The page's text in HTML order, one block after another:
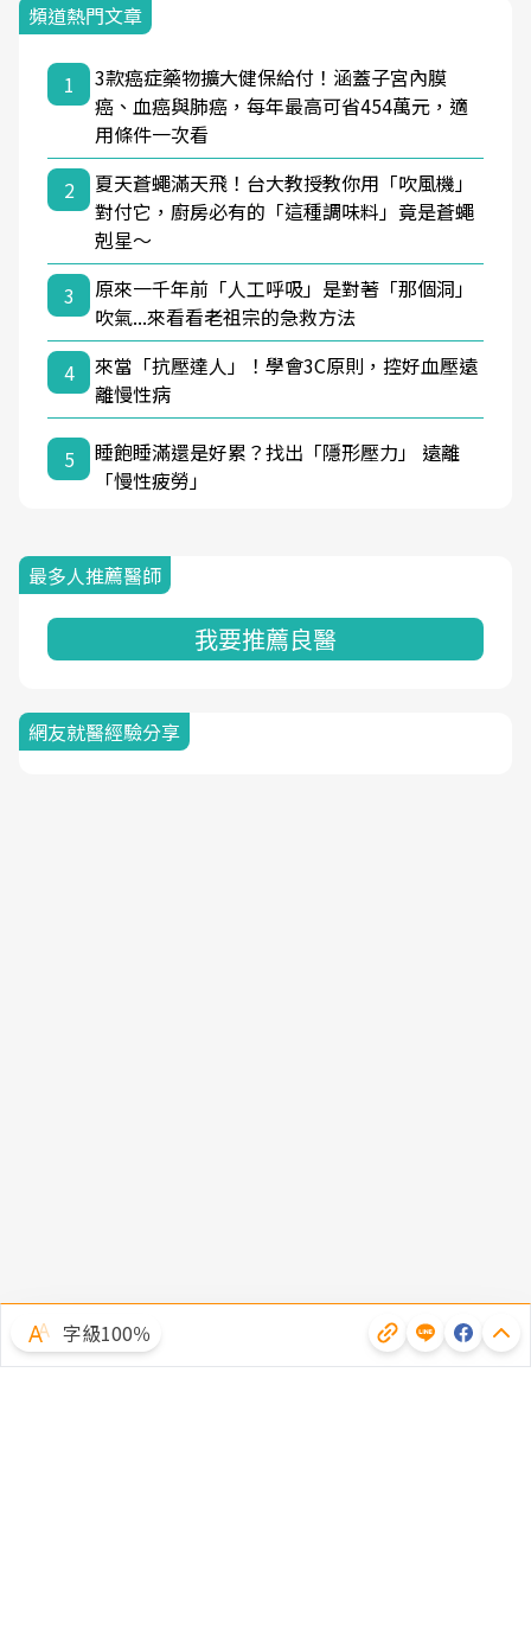
頻道熱門文章
1
3款癌症藥物擴大健保給付！涵蓋子宮內膜
癌、血癌與肺癌，每年最高可省454萬元，適
用條件一次看
2
夏天蒼蠅滿天飛！台大教授教你用「吹風機」
對付它，廚房必有的「這種調味料」竟是蒼蠅
剋星～
3
原來一千年前「人工呼吸」是對著「那個洞」
吹氣...來看看老祖宗的急救方法
4
來當「抗壓達人」！學會3C原則，控好血壓遠
離慢性病
5
睡飽睡滿還是好累？找出「隱形壓力」 遠離
「慢性疲勞」
最多人推薦醫師
我要推薦良醫
網友就醫經驗分享
字級100％